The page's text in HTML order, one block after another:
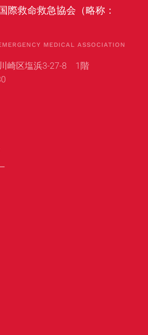
際救命救急協会（略称：
MEDICAL ASSOCIATION
崎区塩浜3-27-8 1階